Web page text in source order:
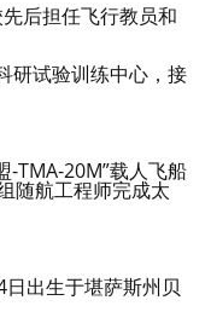
后担任飞行教员和
研试验训练中心，接
-TMA-20M”载人飞船
随航工程师完成太
出生于堪萨斯州贝